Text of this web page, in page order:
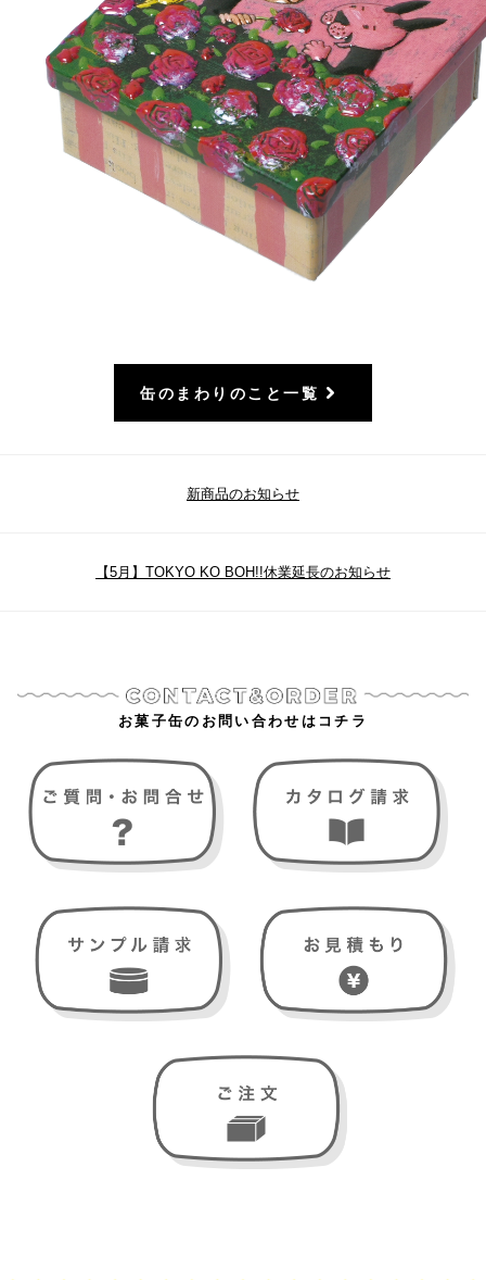
缶のまわりのこと一覧
新商品のお知らせ
【5月】TOKYO KO BOH!!休業延長のお知らせ
お菓子缶のお問い合わせはコチラ